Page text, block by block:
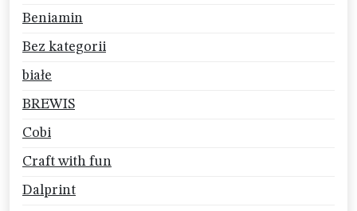
Beniamin
Bez kategorii
białe
BREWIS
Cobi
Craft with fun
Dalprint